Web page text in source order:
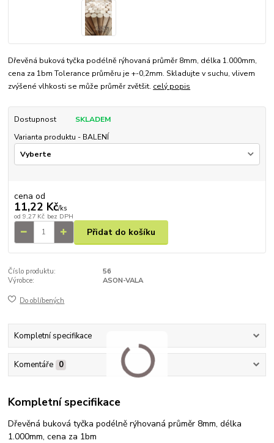
Dřevěná buková tyčka podélně rýhovaná průměr 8mm, délka 1.000mm,
cena za 1bm Tolerance průměru je +-0,2mm. Skladujte v suchu, vlivem
zvýšené vlhkosti se může průměr zvětšit. celý popis
Dostupnost
SKLADEM
Varianta produktu - BALENÍ
cena od
11,22 Kč/ks
od 9,27 Kč bez DPH
Přidat do košíku
Číslo produktu:
56
Výrobce:
ASON-VALA
Do oblíbených
Kompletní specifikace
Komentáře 0
Kompletní specifikace
Dřevěná buková tyčka podélně rýhovaná průměr 8mm, délka
1.000mm, cena za 1bm